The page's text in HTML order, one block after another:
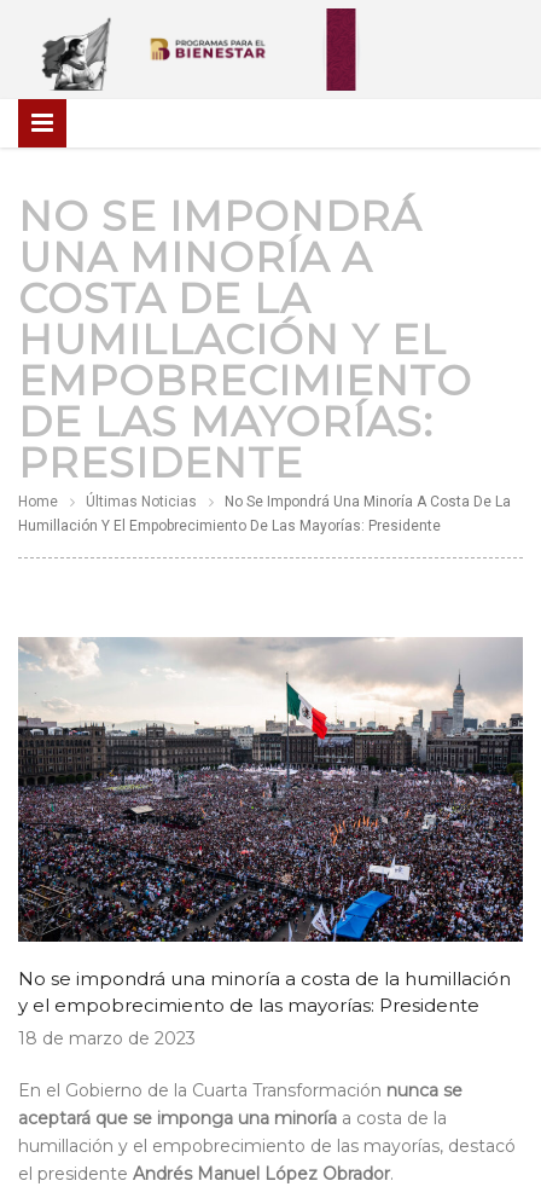
NO SE IMPONDRÁ
UNA MINORÍA A
COSTA DE LA
HUMILLACIÓN Y EL
EMPOBRECIMIENTO
DE LAS MAYORÍAS:
PRESIDENTE
Home Últimas Noticias
No Se Impondrá Una Minoría A Costa De La
Humillación Y El Empobrecimiento De Las Mayorías: Presidente
No se impondrá una minoría a costa de la humillación
y el empobrecimiento de las mayorías: Presidente
18 de marzo de 2023
En el Gobierno de la Cuarta Transformación nunca se
aceptará que se imponga una minoría a costa de la
humillación y el empobrecimiento de las mayorías, destacó
el presidente Andrés Manuel López Obrador.